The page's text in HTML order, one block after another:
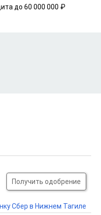
до 60 000 000 ₽
Получить одобрение
Сбер в Нижнем Тагиле